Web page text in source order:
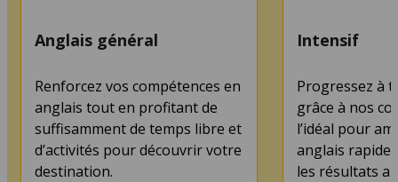
Anglais général
Renforcez vos compétences en
anglais tout en profitant de
suffisamment de temps libre et
d’activités pour découvrir votre
destination.
Intensif
Progressez à
grâce à nos
l’idéal pour
anglais
les résultats